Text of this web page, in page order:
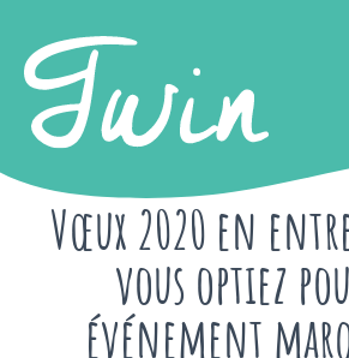
Vœux 2020 en
vous optiez
événement